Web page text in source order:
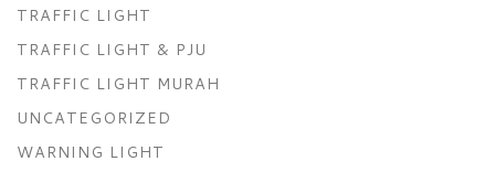
TRAFFIC LIGHT
TRAFFIC LIGHT & PJU
TRAFFIC LIGHT MURAH
UNCATEGORIZED
WARNING LIGHT